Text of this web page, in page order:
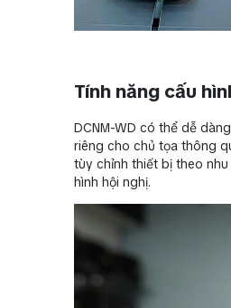
Tính năng cấu
DCNM-WD có thể dễ
riêng cho chủ tọa thông
tùy chỉnh thiết bị theo
hình hội nghị.